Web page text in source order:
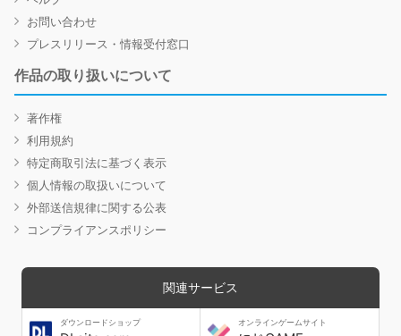
お問い合わせ
プレスリリース・情報受付窓口
作品の取り扱いについて
著作権
利用規約
特定商取引法に基づく表示
個人情報の取扱いについて
外部送信規律に関する公表
コンプライアンスポリシー
関連サービス
ダウンロードショップ オンラインゲームサイト